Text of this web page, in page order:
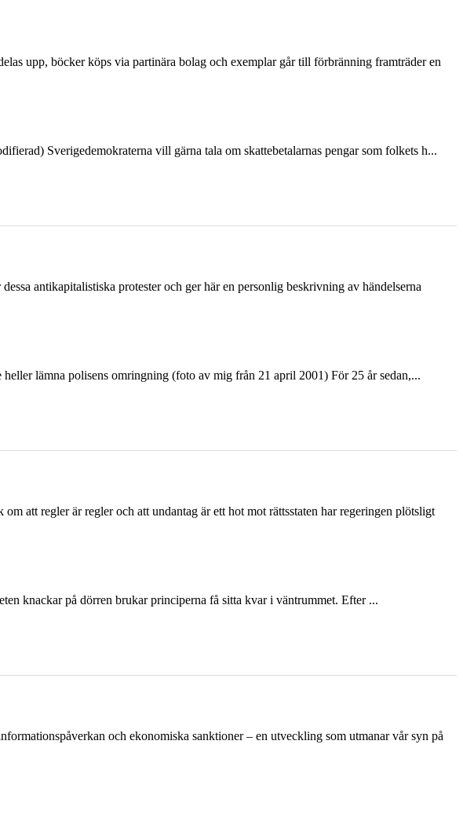
upp, böcker köps via partinära bolag och exemplar går till förbränning framträder en
Sverigedemokraterna vill gärna tala om skattebetalarnas pengar som folkets h...
antikapitalistiska protester och ger här en personlig beskrivning av händelserna
lämna polisens omringning (foto av mig från 21 april 2001) För 25 år sedan,...
att regler är regler och att undantag är ett hot mot rättsstaten har regeringen plötsligt
knackar på dörren brukar principerna få sitta kvar i väntrummet. Efter ...
och ekonomiska sanktioner – en utveckling som utmanar vår syn på